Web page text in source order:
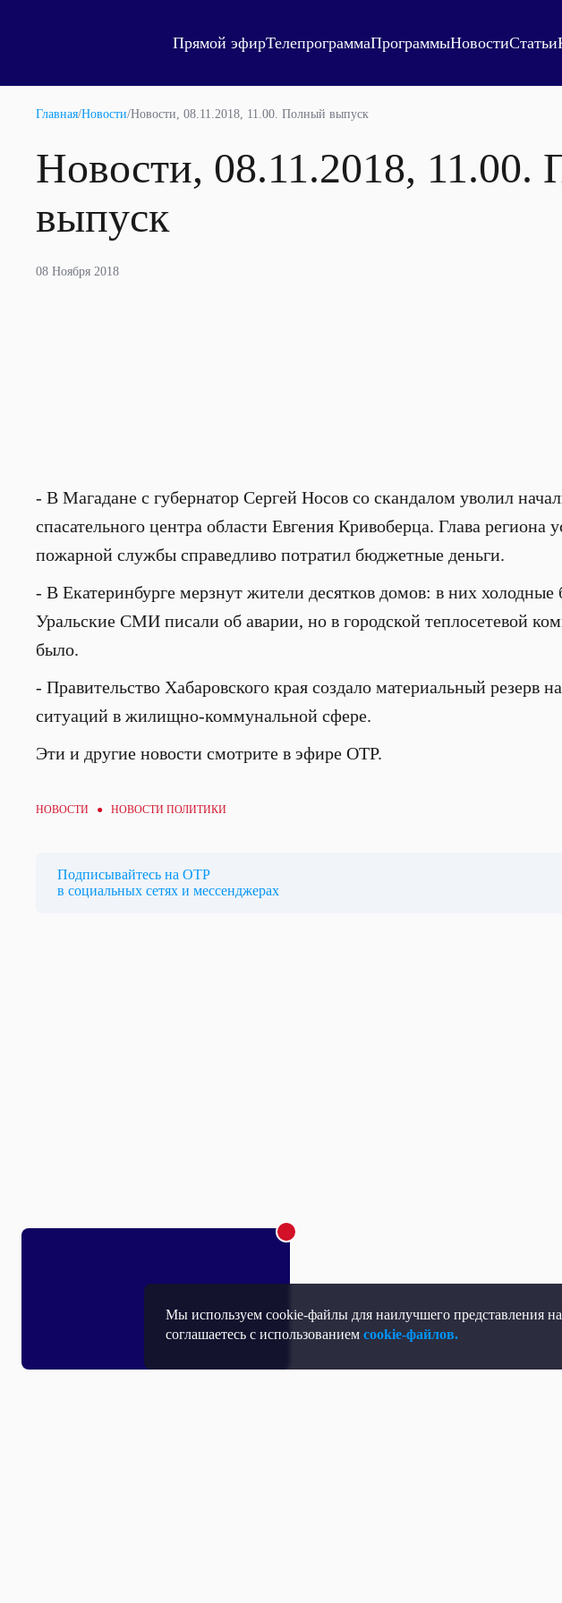
Мы используем cookie-файлы для наилучшего представления
соглашаетесь с использованиемcookie-файлов.
Прямой эфирТелепрограммаПрограммыНовостиСтатьи
Главная/Новости/Новости, 08.11.2018, 11.00. Полный выпуск
Новости, 08.11.2018, 11.00.
выпуск
08 Ноября 2018
- В Магадане с губернатор Сергей Носов со скандалом уволил
спасательного центра области Евгения Кривоберца. Глава региона
пожарной службы справедливо потратил бюджетные деньги.
- В Екатеринбурге мерзнут жители десятков домов: в них холодные
Уральские СМИ писали об аварии, но в городской теплосетевой
было.
- Правительство Хабаровского края создало материальный резерв
ситуаций в жилищно-коммунальной сфере.
Эти и другие новости смотрите в эфире ОТР.
НОВОСТИ ● НОВОСТИ ПОЛИТИКИ
Подписывайтесь на ОТР
в социальных сетях и мессенджерах